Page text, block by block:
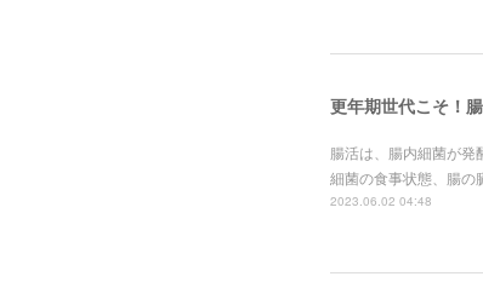
更年期世代こそ！
腸活は、腸内細菌が
細菌の食事状態、腸の
2023.06.02 04:48